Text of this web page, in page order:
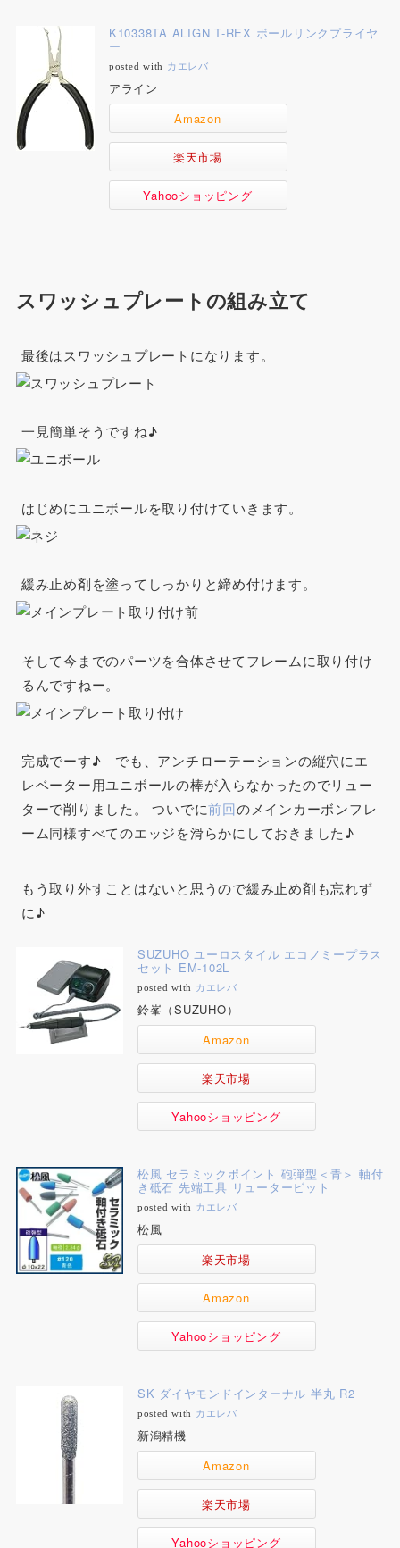
K10338TA ALIGN T-REX ボールリンクプライヤ
ー
posted with カエレバ
アライン
Amazon
楽天市場
Yahooショッピング
スワッシュプレートの組み立て
最後はスワッシュプレートになります。
一見簡単そうですね♪
はじめにユニボールを取り付けていきます。
緩み止め剤を塗ってしっかりと締め付けます。
そして今までのパーツを合体させてフレームに取り付け
るんですねー。
完成でーす♪ でも、アンチローテーションの縦穴にエ
レベーター用ユニボールの棒が入らなかったのでリュー
ターで削りました。 ついでに前回のメインカーボンフレ
ーム同様すべてのエッジを滑らかにしておきました♪
もう取り外すことはないと思うので緩み止め剤も忘れず
に♪
SUZUHO ユーロスタイル エコノミープラス
セット EM-102L
posted with カエレバ
鈴峯（SUZUHO）
Amazon
楽天市場
Yahooショッピング
松風 セラミックポイント 砲弾型＜青＞ 軸付
き砥石 先端工具 リュータービット
posted with カエレバ
松風
楽天市場
Amazon
Yahooショッピング
SK ダイヤモンドインターナル 半丸 R2
posted with カエレバ
新潟精機
Amazon
楽天市場
Yahooショッピング